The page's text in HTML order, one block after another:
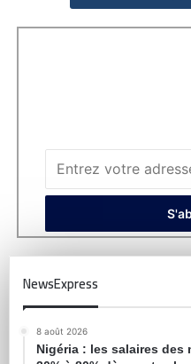
NewsExpress
8 août 2026
Nigéria : les salaires des